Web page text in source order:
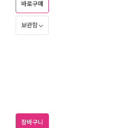
바로구매
보관함
장바구니